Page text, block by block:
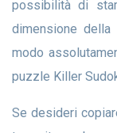
possibilità di
dimensione
modo
puzzle Killer
Se desideri copiare le nostre varianti di Killer Sudoku per il